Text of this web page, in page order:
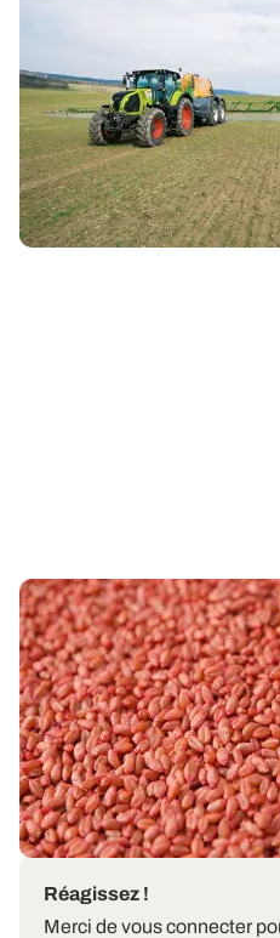
Retournement de
désherbage d'automne
nouvelle culture
En cas de réimplantation
campagne, il convient d’être
11 FÉVR. 2025
Céréales à paille :
des semences de ferme
Pour obtenir un peuplement
semences certifiées
05 SEPT. 2024
Réagissez !
Merci de vous connecter